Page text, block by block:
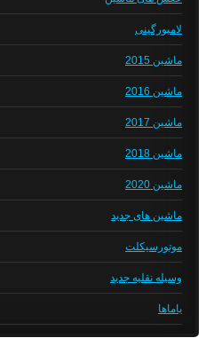
لامبورگینی
ماشین 2015
ماشین 2016
ماشین 2017
ماشین 2018
ماشین 2020
ماشین های جدید
موتورسیکلت
وسیله نقلیه جدید
یاماها